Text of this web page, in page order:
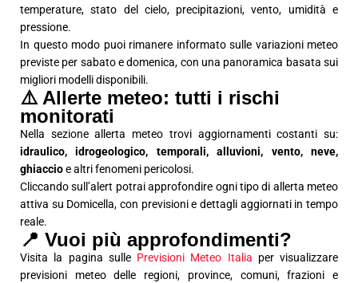
temperature, stato del cielo, precipitazioni, vento, umidità e
pressione.
In questo modo puoi rimanere informato sulle variazioni meteo
previste per sabato e domenica, con una panoramica basata sui
migliori modelli disponibili.
⚠️ Allerte meteo: tutti i rischi
monitorati
Nella sezione allerta meteo trovi aggiornamenti costanti su:
idraulico, idrogeologico, temporali, alluvioni, vento, neve,
ghiaccioe altri fenomeni pericolosi.
Cliccando sull’alert potrai approfondire ogni tipo di allerta meteo
attiva su Domicella, con previsioni e dettagli aggiornati in tempo
reale.
📍 Vuoi più approfondimenti?
Visita la pagina sulle Previsioni Meteo Italia per visualizzare
previsioni meteo delle regioni, province, comuni, frazioni e